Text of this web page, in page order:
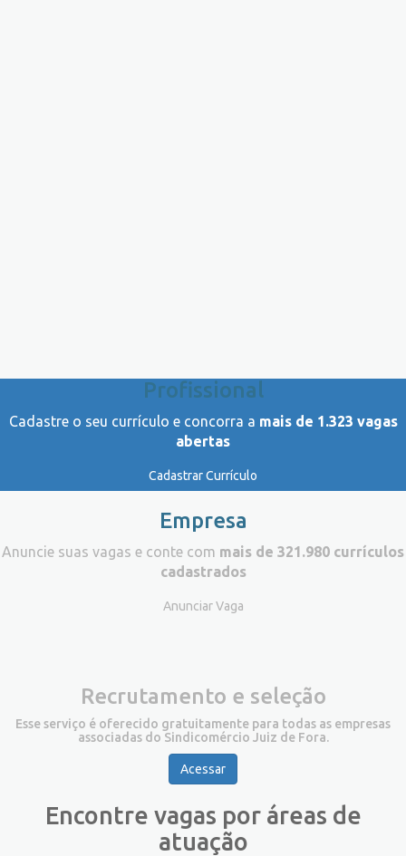
Profissional
Cadastre o seu currículo e concorra a mais de 1.323 vagas
abertas
Cadastrar Currículo
Empresa
Anuncie suas vagas e conte com mais de 321.980 currículos
cadastrados
Anunciar Vaga
Recrutamento e seleção
Esse serviço é oferecido gratuitamente para todas as empresas
associadas do Sindicomércio Juiz de Fora.
Acessar
Encontre vagas por áreas de
atuação